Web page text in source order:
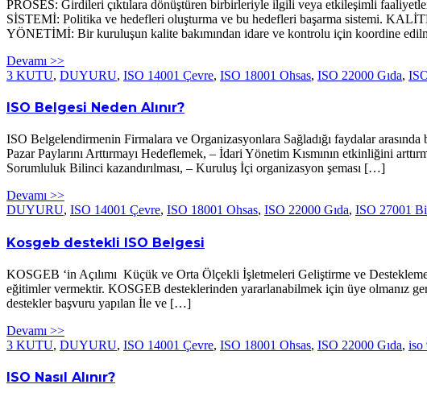
PROSES: Girdileri çıktılara dönüştüren birbirleriyle ilgili veya etkileşimli
SİSTEMİ: Politika ve hedefleri oluşturma ve bu hedefleri başarma sistemi.
YÖNETİMİ: Bir kuruluşun kalite bakımından idare ve kontrolu için koordine
Devamı >>
3 KUTU, DUYURU, ISO 14001 Çevre, ISO 18001 Ohsas, ISO 22000 Gıda,
ISO Belgesi Neden Alınır?
ISO Belgelendirmenin Firmalara ve Organizasyonlara Sağladığı faydalar
Pazar Paylarını Arttırmayı Hedeflemek, – İdari Yönetim Kısmının etkinliğini
Sorumluluk Bilinci kazandırılması, – Kuruluş İçi organizasyon şeması […]
Devamı >>
DUYURU, ISO 14001 Çevre, ISO 18001 Ohsas, ISO 22000 Gıda, ISO 27001
Kosgeb destekli ISO Belgesi
KOSGEB ‘in Açılımı Küçük ve Orta Ölçekli İşletmeleri Geliştirme ve
eğitimler vermektir. KOSGEB desteklerinden yararlanabilmek için üye olmanız
destekler başvuru yapılan İle ve […]
Devamı >>
3 KUTU, DUYURU, ISO 14001 Çevre, ISO 18001 Ohsas, ISO 22000 Gıda, iso
ISO Nasıl Alınır?